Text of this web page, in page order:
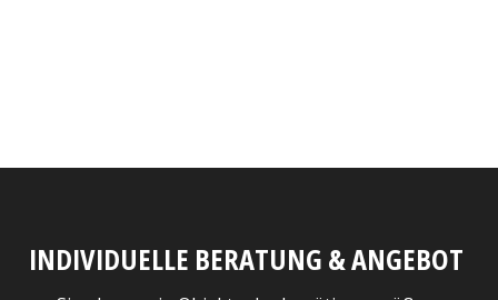
INDIVIDUELLE BERATUNG & ANGEBOT